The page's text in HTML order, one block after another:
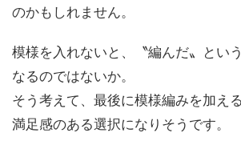
のかもしれません。
模様を入れないと、〝編んだ〟とい
なるのではないか。
そう考えて、最後に模様編みを加え
満足感のある選択になりそうです。